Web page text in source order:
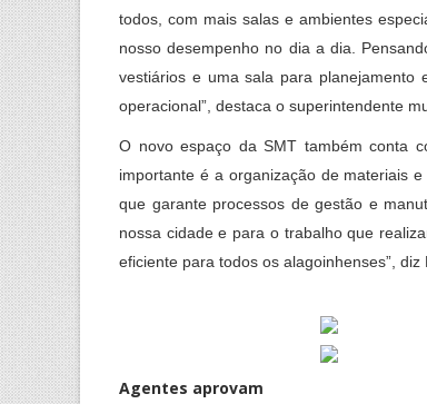
todos, com mais salas e ambientes
nosso desempenho no dia a dia.
vestiários e uma sala para planejamento
operacional”, destaca o superintendente
O novo espaço da SMT também conta
importante é a organização de materiais
que garante processos de gestão e
nossa cidade e para o trabalho que
eficiente para todos os alagoinhenses”, diz
Agentes aprovam